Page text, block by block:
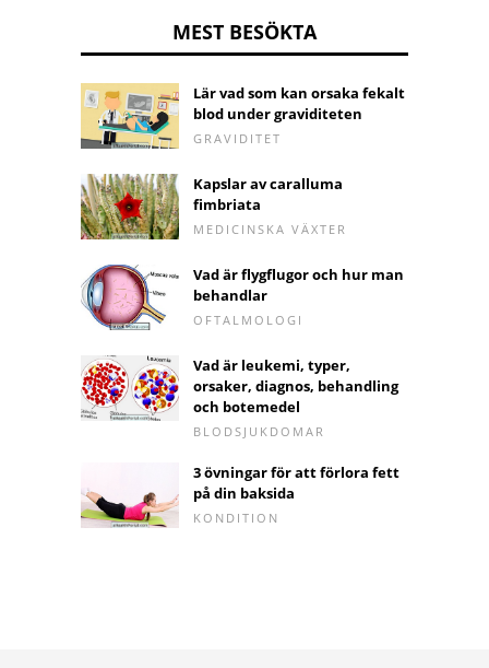
MEST BESÖKTA
Lär vad som kan orsaka fekalt
blod under graviditeten
GRAVIDITET
Kapslar av caralluma
fimbriata
MEDICINSKA VÄXTER
Vad är flygflugor och hur man
behandlar
OFTALMOLOGI
Vad är leukemi, typer,
orsaker, diagnos, behandling
och botemedel
BLODSJUKDOMAR
3 övningar för att förlora fett
på din baksida
KONDITION